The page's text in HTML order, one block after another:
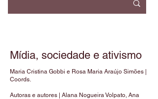
Mídia, sociedade e ativismo
Maria Cristina Gobbi e Rosa Maria Araújo Simões |
Coords.
Autoras e autores | Alana Nogueira Volpato, Ana